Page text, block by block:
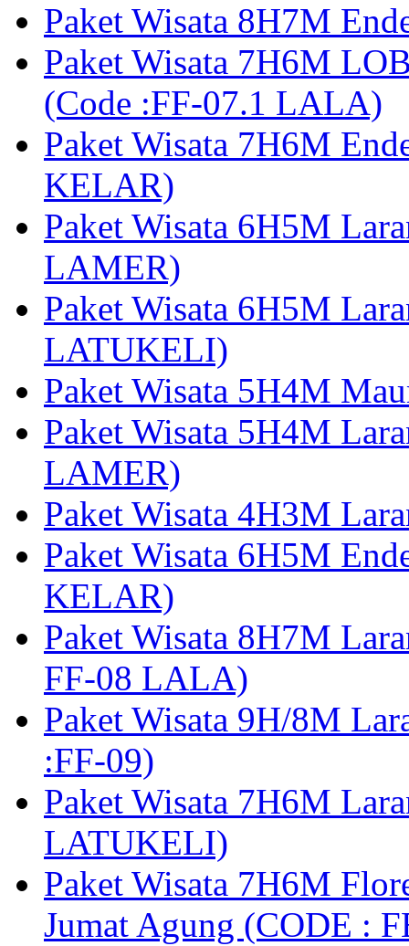
Paket Wisata 8H7M
Paket Wisata 7H6M
(Code :FF-07.1 LALA)
Paket Wisata 7H6M
KELAR)
Paket Wisata 6H5M
LAMER)
Paket Wisata 6H5M
LATUKELI)
Paket Wisata 5H4M
Paket Wisata 5H4M
LAMER)
Paket Wisata 4H3M
Paket Wisata 6H5M
KELAR)
Paket Wisata 8H7M
FF-08 LALA)
Paket Wisata 9H/8M
:FF-09)
Paket Wisata 7H6M
LATUKELI)
Paket Wisata 7H6M
Jumat Agung (CODE :